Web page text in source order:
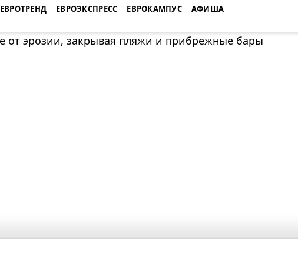
ЕВРОТРЕНД ЕВРОЭКСПРЕСС ЕВРОКАМПУС АФИША